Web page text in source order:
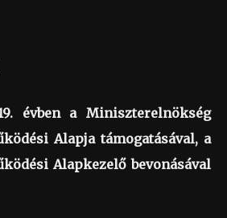
évben a Miniszterelnökség
Alapja támogatásával, a
Alapkezelő bevonásával